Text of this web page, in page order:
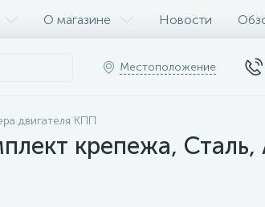
О магазине Новости
Местоположение
двигателя КПП
крепежа,